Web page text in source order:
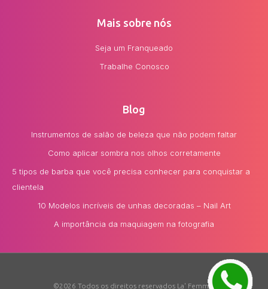
Mais sobre nós
Seja um Franqueado
Trabalhe Conosco
Blog
Instrumentos de salão de beleza que não podem faltar
Como aplicar sombra nos olhos corretamente
5 tipos de barba que você precisa conhecer para conquistar a
clientela
10 Modelos incríveis de unhas decoradas – Nail Art
A importância da maquiagem na fotografia
©2026 Todos os direitos reservados La' Femme.